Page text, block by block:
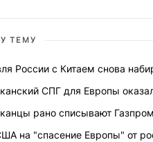
ТЕМУ
России с Китаем снова
СПГ для Европы
рано списывают
на "спасение Европы" от